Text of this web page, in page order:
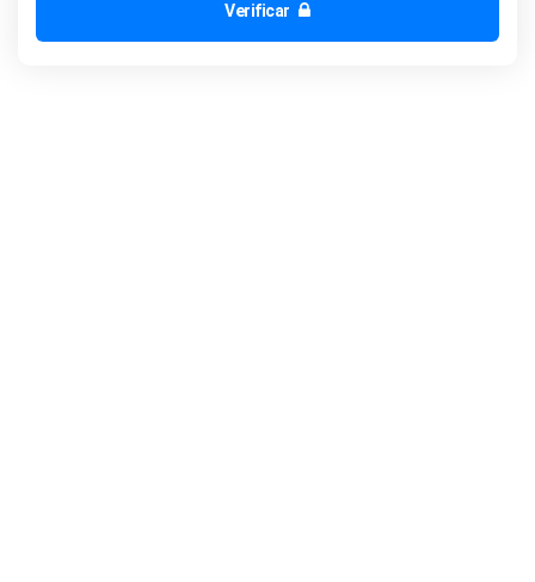
Verificar